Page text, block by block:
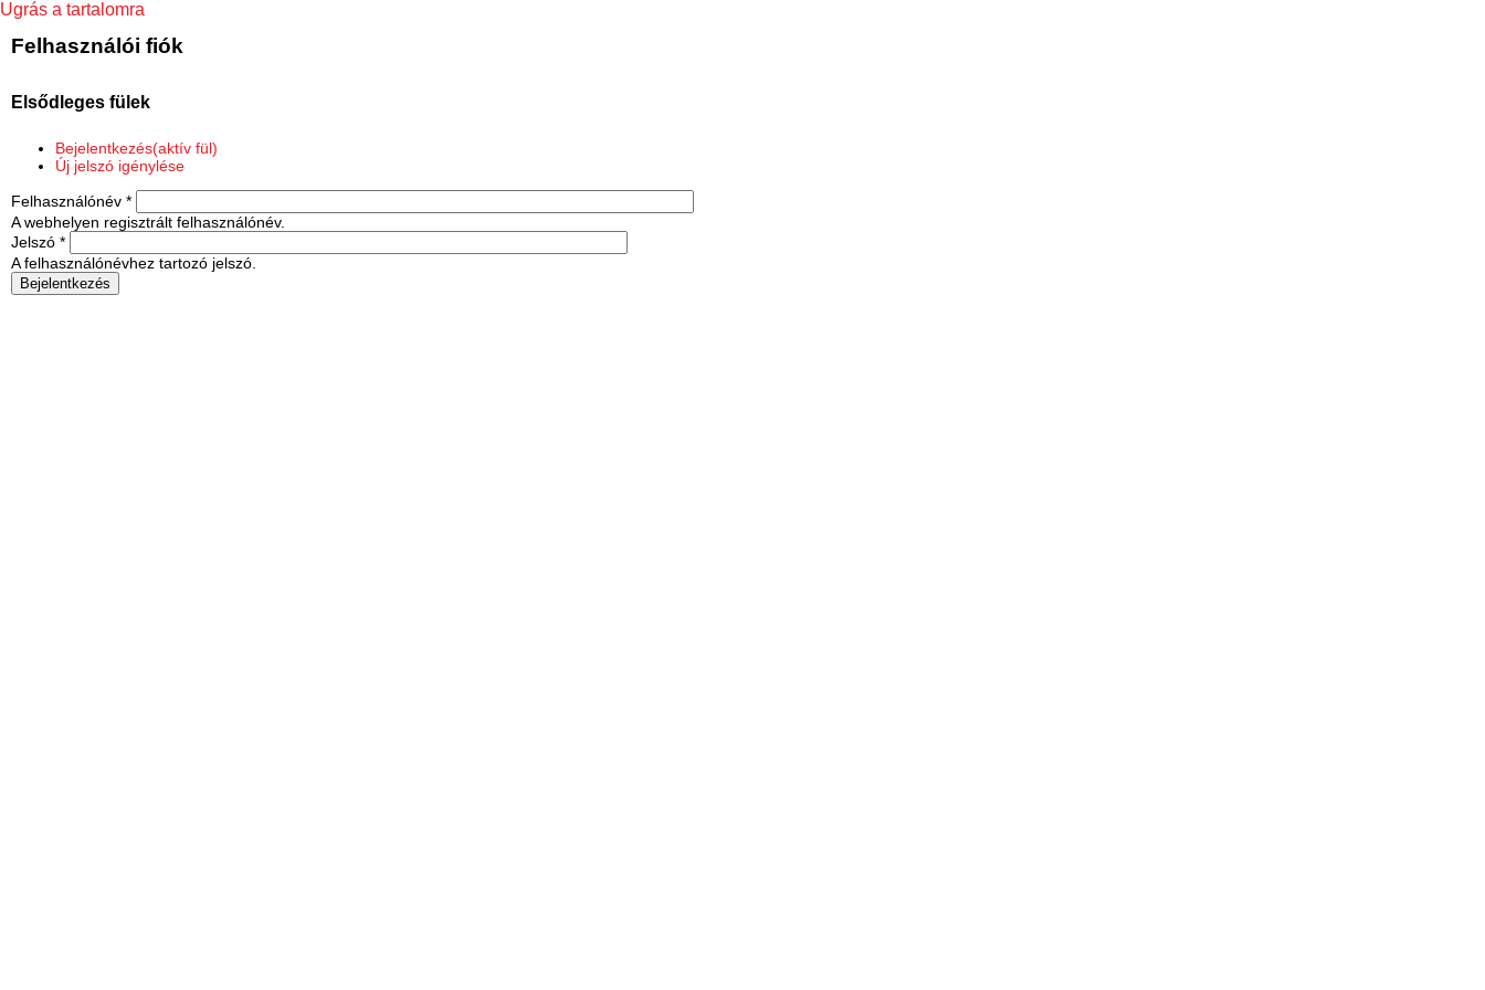
Ugrás a tartalomra
Felhasználói fiók
Elsődleges fülek
Bejelentkezés(aktív fül)
Új jelszó igénylése
Felhasználónév *
A webhelyen regisztrált felhasználónév.
Jelszó *
A felhasználónévhez tartozó jelszó.